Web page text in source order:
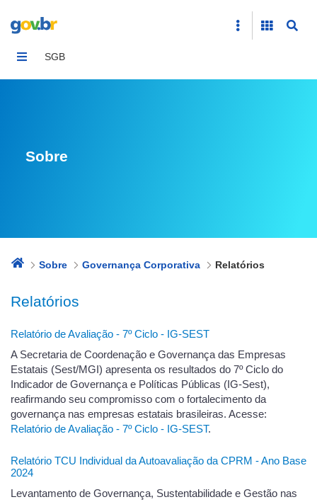
SGB
Sobre
Sobre Governança Corporativa Relatórios
Relatórios
Relatório de Avaliação - 7º Ciclo - IG-SEST
A Secretaria de Coordenação e Governança das Empresas
Estatais (Sest/MGI) apresenta os resultados do 7º Ciclo do
Indicador de Governança e Políticas Públicas (IG-Sest),
reafirmando seu compromisso com o fortalecimento da
governança nas empresas estatais brasileiras. Acesse:
Relatório de Avaliação - 7º Ciclo - IG-SEST.
Relatório TCU Individual da Autoavaliação da CPRM - Ano Base
2024
Levantamento de Governança, Sustentabilidade e Gestão nas